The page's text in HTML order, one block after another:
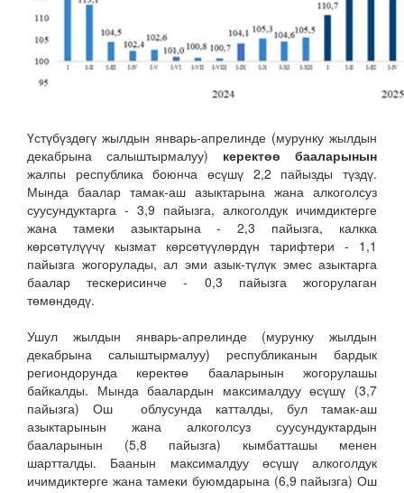
Үстүбүздөгү жылдын январь-апрелинде (мурунку жылдын
декабрына салыштырмалуу) керектөө бааларынын
жалпы республика боюнча өсүшү 2,2 пайызды түздү.
Мында баалар тамак-аш азыктарына жана алкоголсуз
суусундуктарга - 3,9 пайызга, алкоголдук ичимдиктерге
жана тамеки азыктарына - 2,3 пайызга, калкка
көрсөтүлүүчү кызмат көрсөтүүлөрдүн тарифтери - 1,1
пайызга жогорулады, ал эми азык-түлүк эмес азыктарга
баалар тескерисинче - 0,3 пайызга жогорулаган
төмөндөдү.
Ушул жылдын январь-апрелинде (мурунку жылдын
декабрына салыштырмалуу) республиканын бардык
региондорунда керектөө бааларынын жогорулашы
байкалды. Мында баалардын максималдуу өсүшү (3,7
пайызга) Ош облусунда катталды, бул тамак-аш
азыктарынын жана алкоголсуз суусундуктардын
бааларынын (5,8 пайызга) кымбатташы менен
шартталды. Баанын максималдуу өсүшү алкоголдук
ичимдиктерге жана тамеки буюмдарына (6,9 пайызга) Ош